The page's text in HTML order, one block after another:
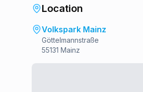
Location
Volkspark Mainz
Göttelmannstraße
55131 Mainz